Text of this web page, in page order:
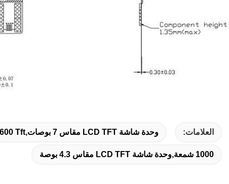
العلامات: وحدة شاشة LCD TFT مقاس 7 بوصات,1024x600 Tft وحدات شاشة LCD,وحدة شاشة LCD IPS 1000 شمعة في المتر المربع
1000 شمعة,وحدة شاشة LCD TFT مقاس 4.3 بوصة